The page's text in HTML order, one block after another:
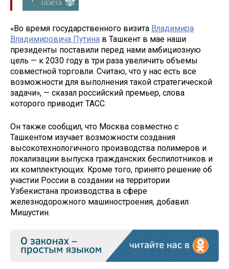
«Во время государственного визита Владимира
Владимировича Путина в Ташкент в мае наши
президенты поставили перед нами амбициозную
цель — к 2030 году в три раза увеличить объемы
совместной торговли. Считаю, что у нас есть все
возможности для выполнения такой стратегической
задачи», — сказал российский премьер, слова
которого приводит ТАСС.
Он также сообщил, что Москва совместно с
Ташкентом изучает возможности создания
высокотехнологичного производства полимеров и
локализации выпуска гражданских беспилотников и
их комплектующих. Кроме того, принято решение об
участии России в создании на территории
Узбекистана производства в сфере
железнодорожного машиностроения, добавил
Мишустин.